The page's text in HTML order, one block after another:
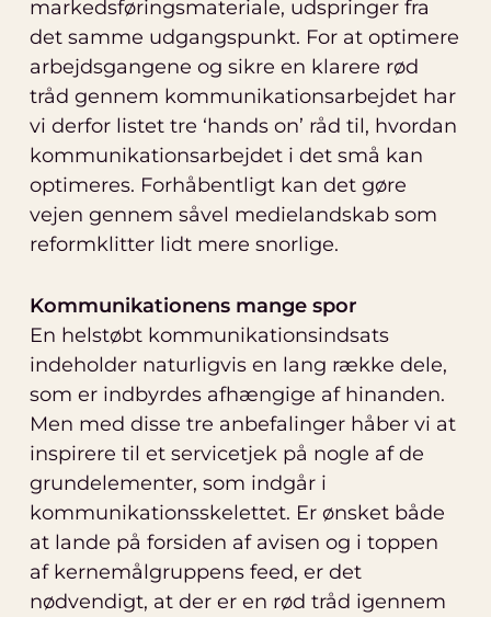
markedsføringsmateriale, udspringer fra
det samme udgangspunkt. For at optimere
arbejdsgangene og sikre en klarere rød
tråd gennem kommunikationsarbejdet har
vi derfor listet tre ‘hands on’ råd til, hvordan
kommunikationsarbejdet i det små kan
optimeres. Forhåbentligt kan det gøre
vejen gennem såvel medielandskab som
reformklitter lidt mere snorlige.
Kommunikationens mange spor
En helstøbt kommunikationsindsats
indeholder naturligvis en lang række dele,
som er indbyrdes afhængige af hinanden.
Men med disse tre anbefalinger håber vi at
inspirere til et servicetjek på nogle af de
grundelementer, som indgår i
kommunikationsskelettet. Er ønsket både
at lande på forsiden af avisen og i toppen
af kernemålgruppens feed, er det
nødvendigt, at der er en rød tråd igennem